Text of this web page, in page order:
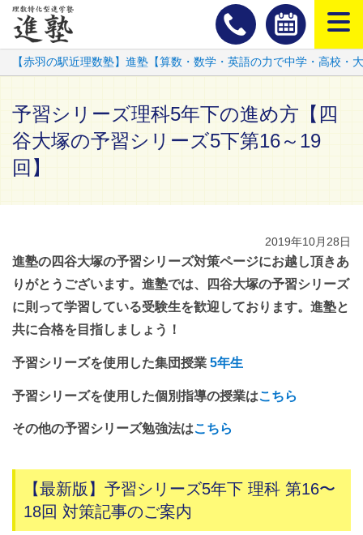
スマート
【赤羽の駅近理数塾】進塾【算数・数学・英語の力で中学・高校・
予習シリーズ理科5年下の進め方【四
谷大塚の予習シリーズ5下第16～19
回】
2019年10月28日
進塾の四谷大塚の予習シリーズ対策ページにお越し頂きあ
りがとうございます。進塾では、四谷大塚の予習シリーズ
に則って学習している受験生を歓迎しております。進塾と
共に合格を目指しましょう！
予習シリーズを使用した集団授業 5年生
予習シリーズを使用した個別指導の授業はこちら
その他の予習シリーズ勉強法はこちら
【最新版】予習シリーズ5年下 理科 第16〜
18回 対策記事のご案内